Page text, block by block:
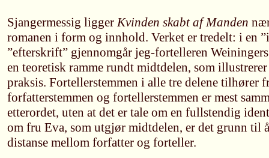
Sjangermessig liggerKvinden skabt af Manden
romanen i form og innhold. Verket er tredelt: i en
”efterskrift” gjennomgår jeg-fortelleren
en teoretisk ramme rundt midtdelen, som
praksis. Fortellerstemmen i alle tre delene tilhører
forfatterstemmen og fortellerstemmen er mest
etterordet, uten at det er tale om en fullstendig
om fru Eva, som utgjør midtdelen, er det grunn til
distanse mellom forfatter og forteller.